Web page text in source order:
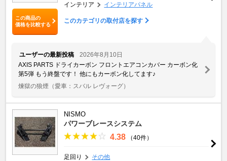
この商品の
価格を比較する
インテリア インテリアパネル
このカテゴリの取付店を探す
ユーザーの最新投稿
2026年8月10日
AXIS PARTS ドライカーボン フロントエアコンカバー カーボン化
第5弾 もう終盤です！ 他にもカーボン化してます♪
煉獄の狼煙 （愛車：スバル レヴォーグ）
NISMO
パワーブレースシステム
4.38 （40件）
足回り その他